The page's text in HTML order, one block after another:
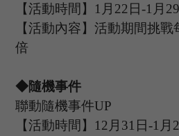
【活動時間】 1 月 22 日-1 月 29
【活動內容】活動期間挑
倍
◆隨機事件
聯動隨機事件UP
【活動時間】 12 月 31 日-1 月